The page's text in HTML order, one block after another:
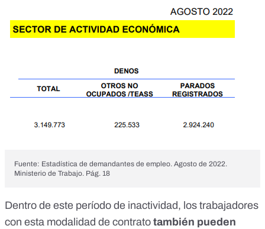
Fuente: Estadística de demandantes de empleo. Agosto de 2022.
Ministerio de Trabajo. Pág. 18
Dentro de este período de inactividad, los trabajadores
con esta modalidad de contrato también pueden